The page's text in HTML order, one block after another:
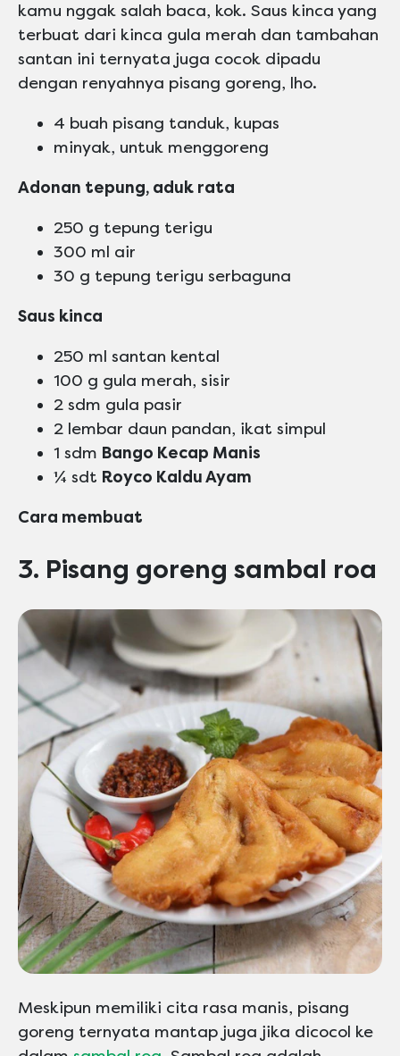
kamu nggak salah baca, kok. Saus kinca yang
terbuat dari kinca gula merah dan tambahan
santan ini ternyata juga cocok dipadu
dengan renyahnya pisang goreng, lho.
4 buah pisang tanduk, kupas
minyak, untuk menggoreng
Adonan tepung, aduk rata
250 g tepung terigu
300 ml air
30 g tepung terigu serbaguna
Saus kinca
250 ml santan kental
100 g gula merah, sisir
2 sdm gula pasir
2 lembar daun pandan, ikat simpul
1 sdm Bango Kecap Manis
¼ sdt Royco Kaldu Ayam
Cara membuat
3. Pisang goreng sambal roa
Meskipun memiliki cita rasa manis, pisang
goreng ternyata mantap juga jika dicocol ke